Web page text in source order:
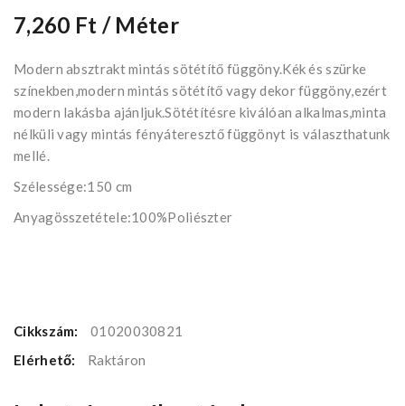
7,260 Ft / Méter
Modern absztrakt mintás sötétítő függöny.Kék és szürke
színekben,modern mintás sötétítő vagy dekor függöny,ezért
modern lakásba ajánljuk.Sötétítésre kiválóan alkalmas,minta
nélküli vagy mintás fényáteresztő függönyt is választhatunk
mellé.
Szélessége:150 cm
Anyagösszetétele:100%Poliészter
Cikkszám:
01020030821
Elérhető:
Raktáron